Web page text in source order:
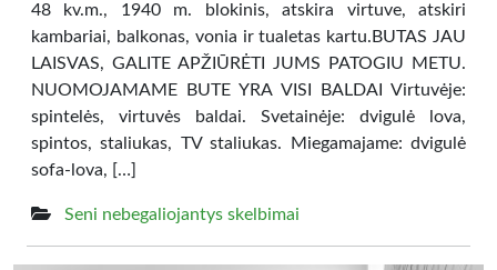
48 kv.m., 1940 m. blokinis, atskira virtuve, atskiri
kambariai, balkonas, vonia ir tualetas kartu.BUTAS JAU
LAISVAS, GALITE APŽIŪRĖTI JUMS PATOGIU METU.
NUOMOJAMAME BUTE YRA VISI BALDAI Virtuvėje:
spintelės, virtuvės baldai. Svetainėje: dvigulė lova,
spintos, staliukas, TV staliukas. Miegamajame: dvigulė
sofa-lova, […]
Seni nebegaliojantys skelbimai